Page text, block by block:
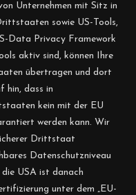
Unternehmen mit Sitz in
sowie US-Tools,
Data Privacy Framework
aktiv sind, können Ihre
übertragen und dort
hin, dass in
kein mit der EU
werden kann. Wir
Drittstaat
Datenschutzniveau
USA ist danach
unter dem „EU-